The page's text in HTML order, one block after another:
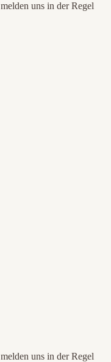
uns in der Regel
uns in der Regel